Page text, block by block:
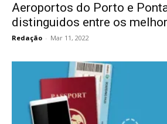
Aeroportos do Porto e
distinguidos entre os
Redação - Mar 11, 2022